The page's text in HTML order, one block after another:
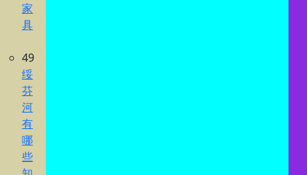
家
具
49
绥
芬
河
有
哪
些